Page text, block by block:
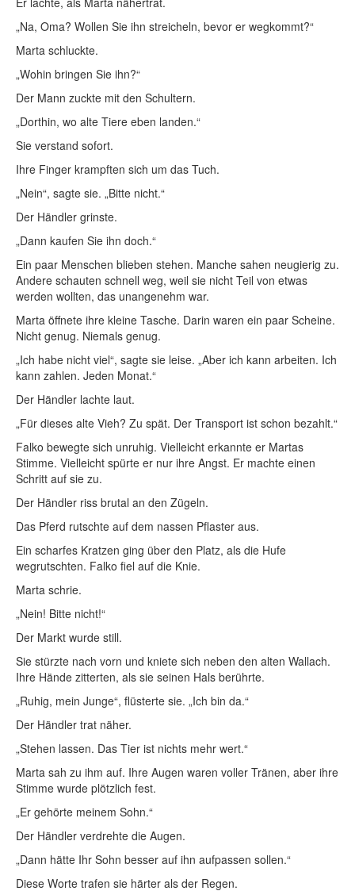
„Na, Oma? Wollen Sie ihn streicheln, bevor er wegkommt?“
Marta schluckte.
„Wohin bringen Sie ihn?“
Der Mann zuckte mit den Schultern.
„Dorthin, wo alte Tiere eben landen.“
Sie verstand sofort.
Ihre Finger krampften sich um das Tuch.
„Nein“, sagte sie. „Bitte nicht.“
Der Händler grinste.
„Dann kaufen Sie ihn doch.“
Ein paar Menschen blieben stehen. Manche sahen neugierig zu.
Andere schauten schnell weg, weil sie nicht Teil von etwas
werden wollten, das unangenehm war.
Marta öffnete ihre kleine Tasche. Darin waren ein paar Scheine.
Nicht genug. Niemals genug.
„Ich habe nicht viel“, sagte sie leise. „Aber ich kann arbeiten. Ich
kann zahlen. Jeden Monat.“
Der Händler lachte laut.
„Für dieses alte Vieh? Zu spät. Der Transport ist schon bezahlt.“
Falko bewegte sich unruhig. Vielleicht erkannte er Martas
Stimme. Vielleicht spürte er nur ihre Angst. Er machte einen
Schritt auf sie zu.
Der Händler riss brutal an den Zügeln.
Das Pferd rutschte auf dem nassen Pflaster aus.
Ein scharfes Kratzen ging über den Platz, als die Hufe
wegrutschten. Falko fiel auf die Knie.
Marta schrie.
„Nein! Bitte nicht!“
Der Markt wurde still.
Sie stürzte nach vorn und kniete sich neben den alten Wallach.
Ihre Hände zitterten, als sie seinen Hals berührte.
„Ruhig, mein Junge“, flüsterte sie. „Ich bin da.“
Der Händler trat näher.
„Stehen lassen. Das Tier ist nichts mehr wert.“
Marta sah zu ihm auf. Ihre Augen waren voller Tränen, aber ihre
Stimme wurde plötzlich fest.
„Er gehörte meinem Sohn.“
Der Händler verdrehte die Augen.
„Dann hätte Ihr Sohn besser auf ihn aufpassen sollen.“
Diese Worte trafen sie härter als der Regen.